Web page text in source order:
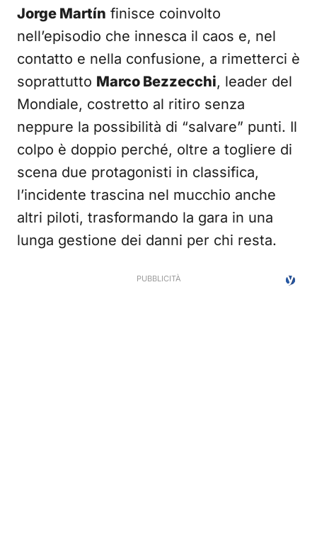
Jorge Martín finisce coinvolto
nell’episodio che innesca il caos e, nel
contatto e nella confusione, a rimetterci è
soprattutto Marco Bezzecchi, leader del
Mondiale, costretto al ritiro senza
neppure la possibilità di “salvare” punti. Il
colpo è doppio perché, oltre a togliere di
scena due protagonisti in classifica,
l’incidente trascina nel mucchio anche
altri piloti, trasformando la gara in una
lunga gestione dei danni per chi resta.